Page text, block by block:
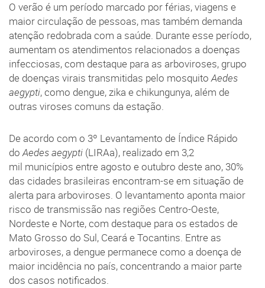
O verão é um período marcado por férias, viagens e
maior circulação de pessoas, mas também demanda
atenção redobrada com a saúde. Durante esse período,
aumentam os atendimentos relacionados a doenças
infecciosas, com destaque para as arboviroses, grupo
de doenças virais transmitidas pelo mosquitoAedes
aegypti, como dengue, zika e chikungunya, além de
outras viroses comuns da estação.
De acordo com o 3º Levantamento de Índice Rápido
doAedes aegypti (LIRAa), realizado em 3,2
mil municípios entre agosto e outubro deste ano, 30%
das cidades brasileiras encontram-se em situação de
alerta para arboviroses. O levantamento aponta maior
risco de transmissão nas regiões Centro-Oeste,
Nordeste e Norte, com destaque para os estados de
Mato Grosso do Sul, Ceará e Tocantins. Entre as
arboviroses, a dengue permanece como a doença de
maior incidência no país, concentrando a maior parte
dos casos notificados.